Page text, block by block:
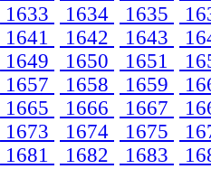
1633
1634 1635
1641
1642 1643
1649
1650 1651
1657
1658 1659
1665
1666 1667
1673
1674 1675
1681
1682 1683